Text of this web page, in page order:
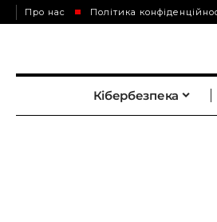
Про нас Політика
Кібербезпека